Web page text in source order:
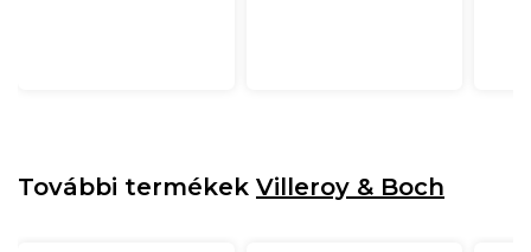
További termékek Villeroy & Boch